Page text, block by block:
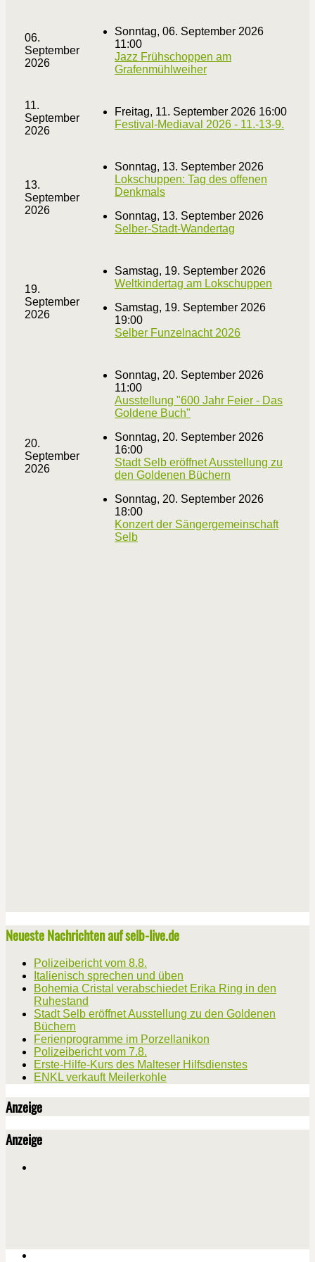
06.
September
2026
Sonntag, 06. September 2026
11:00
Jazz Frühschoppen am
Grafenmühlweiher
11.
September
2026
Freitag, 11. September 2026 16:00
Festival-Mediaval 2026 - 11.-13-9.
13.
September
2026
Sonntag, 13. September 2026
Lokschuppen: Tag des offenen
Denkmals
Sonntag, 13. September 2026
Selber-Stadt-Wandertag
19.
September
2026
Samstag, 19. September 2026
Weltkindertag am Lokschuppen
Samstag, 19. September 2026
19:00
Selber Funzelnacht 2026
20.
September
2026
Sonntag, 20. September 2026
11:00
Ausstellung "600 Jahr Feier - Das
Goldene Buch"
Sonntag, 20. September 2026
16:00
Stadt Selb eröffnet Ausstellung zu
den Goldenen Büchern
Sonntag, 20. September 2026
18:00
Konzert der Sängergemeinschaft
Selb
Neueste Nachrichten auf selb-live.de
Polizeibericht vom 8.8.
Italienisch sprechen und üben
Bohemia Cristal verabschiedet Erika Ring in den
Ruhestand
Stadt Selb eröffnet Ausstellung zu den Goldenen
Büchern
Ferienprogramme im Porzellanikon
Polizeibericht vom 7.8.
Erste-Hilfe-Kurs des Malteser Hilfsdienstes
ENKL verkauft Meilerkohle
Anzeige
Anzeige